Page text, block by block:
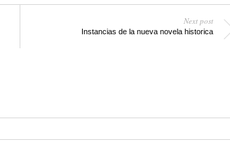
Next post
Instancias de la nueva novela historica